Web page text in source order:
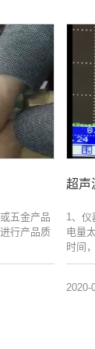
五金产品
行产品质
超声
1、仪
电量
时间
2020-